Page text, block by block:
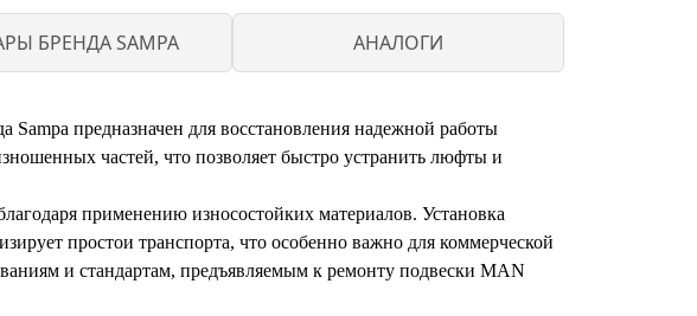
БРЕНДА SAMPA АНАЛОГИ
предназначен для восстановления надежной работы
частей, что позволяет быстро устранить люфты и
применению износостойких материалов. Установка
простои транспорта, что особенно важно для коммерческой
и стандартам, предъявляемым к ремонту подвески MAN